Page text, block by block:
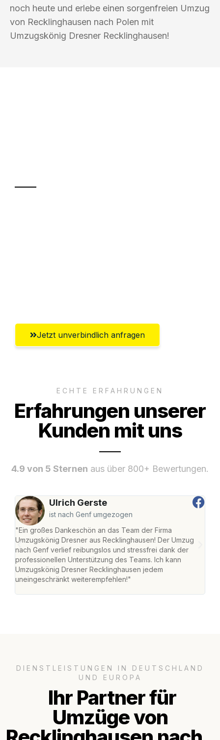
noch heute und erlebe einen sorgenfreien Umzug
von Recklinghausen nach Polen mit
Umzugskönig Dresner Recklinghausen!
Jetzt unverbindlich anfragen
ECHTE ERFAHRUNGEN
Erfahrungen unserer
Kunden mit uns
4.9 von 5 Sternen aus über 800+ Bewertungen.
Ulrich Gerste
ist nach Genf umgezogen
"Ein großes Dankeschön an das Team der Firma
Umzugskönig Dresner aus Recklinghausen! Der Umzug
nach Genf verlief reibungslos und stressfrei dank der
professionellen Unterstützung des Teams. Ich kann
Umzugskönig Dresner Recklinghausen jedem
uneingeschränkt weiterempfehlen!"
DIENSTLEISTUNGEN IN DEUTSCHLAND
UND EUROPA
Ihr Partner für
Umzüge von